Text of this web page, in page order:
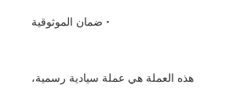
• ضمان الموثوقية
هذه العملة هي عملة سيادية رسمية،